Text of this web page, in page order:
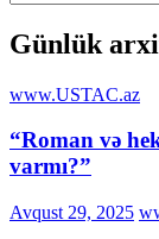
Günlük
www.USTAC.az
“Roman və
varmı?”
Avqust 29, 2025